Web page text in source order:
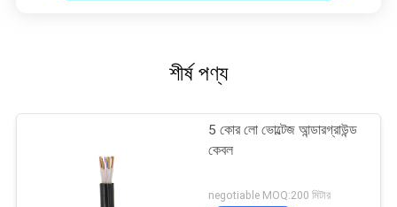
শীর্ষ পণ্য
5 কোর লো ভোল্টেজ আন্ডারগ্রাউন্ড
কেবল
negotiable MOQ:200 মিটার